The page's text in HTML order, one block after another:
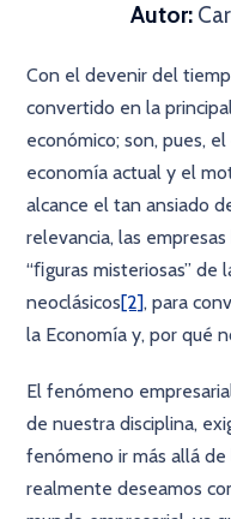
Autor:
Con el devenir del
convertido en la
económico; son, pues,
economía actual y el
alcance el tan ansiado
relevancia, las
“ﬁguras misteriosas” de
neoclásicos[2], para
la Economía y, por qué
El fenómeno
de nuestra disciplina,
fenómeno ir más allá
realmente deseamos